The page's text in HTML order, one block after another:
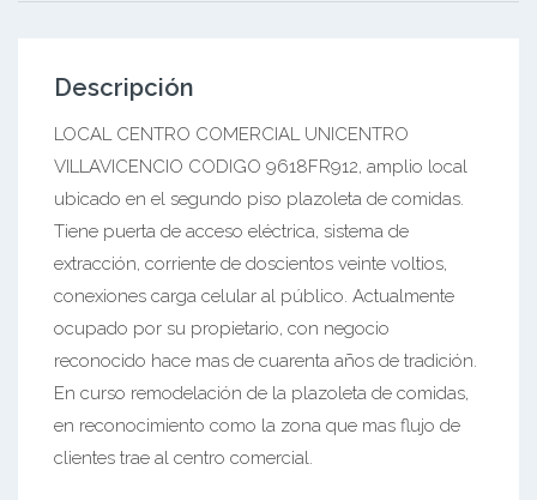
Descripción
LOCAL CENTRO COMERCIAL UNICENTRO
VILLAVICENCIO CODIGO 9618FR912, amplio local
ubicado en el segundo piso plazoleta de comidas.
Tiene puerta de acceso eléctrica, sistema de
extracción, corriente de doscientos veinte voltios,
conexiones carga celular al público. Actualmente
ocupado por su propietario, con negocio
reconocido hace mas de cuarenta años de tradición.
En curso remodelación de la plazoleta de comidas,
en reconocimiento como la zona que mas flujo de
clientes trae al centro comercial.